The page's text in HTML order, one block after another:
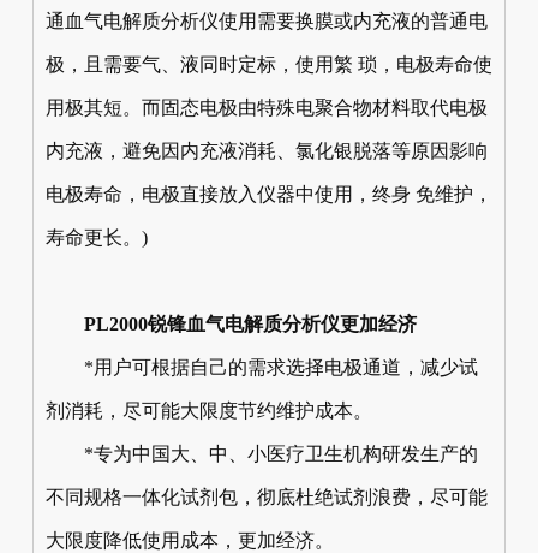
通血气电解质分析仪使用需要换膜或内充液的普通电
极，且需要气、液同时定标，使用繁 琐，电极寿命使
用极其短。而固态电极由特殊电聚合物材料取代电极
内充液，避免因内充液消耗、氯化银脱落等原因影响
电极寿命，电极直接放入仪器中使用，终身 免维护，
寿命更长。)
PL2000锐锋血气电解质分析仪更加经济
*用户可根据自己的需求选择电极通道，减少试
剂消耗，尽可能大限度节约维护成本。
*专为中国大、中、小医疗卫生机构研发生产的
不同规格一体化试剂包，彻底杜绝试剂浪费，尽可能
大限度降低使用成本，更加经济。